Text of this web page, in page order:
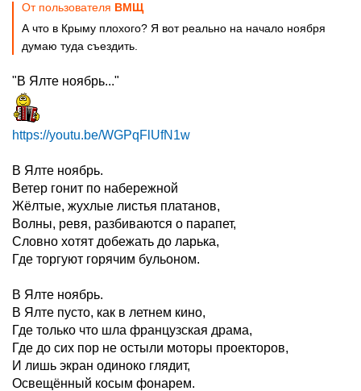
От пользователя ВМЩ
А что в Крыму плохого? Я вот реально на начало ноября
думаю туда съездить.
"В Ялте ноябрь..."
https://youtu.be/WGPqFlUfN1w
В Ялте ноябрь.
Ветер гонит по набережной
Жёлтые, жухлые листья платанов,
Волны, ревя, разбиваются о парапет,
Словно хотят добежать до ларька,
Где торгуют горячим бульоном.
В Ялте ноябрь.
В Ялте пусто, как в летнем кино,
Где только что шла французская драма,
Где до сих пор не остыли моторы проекторов,
И лишь экран одиноко глядит,
Освещённый косым фонарем.